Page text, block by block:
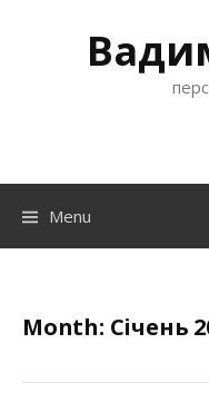
c
Menu
Month: Січень